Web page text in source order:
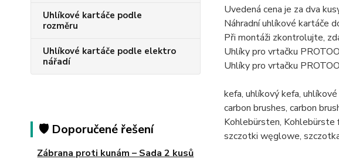
Uhlíkové kartáče podle
rozměru
Uhlíkové kartáče podle elektro
nářadí
🛡️ Doporučené řešení
Zábrana proti kunám – Sada 2 kusů
Uvedená cena je za dva
Náhradní uhlíkové kartáče
Při montáži zkontrolujte,
Uhlíky pro vrtačku
Uhlíky pro vrtačku
kefa, uhlíkový kefa,
carbon brushes, carbon
Kohlebürsten,
szczotki węglowe,